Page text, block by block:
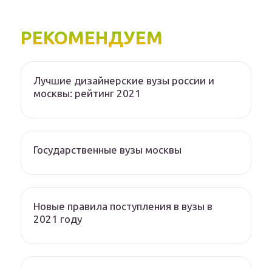
РЕКОМЕНДУЕМ
Лучшие дизайнерские вузы россии и
москвы: рейтинг 2021
Государственные вузы москвы
Новые правила поступления в вузы в
2021 году